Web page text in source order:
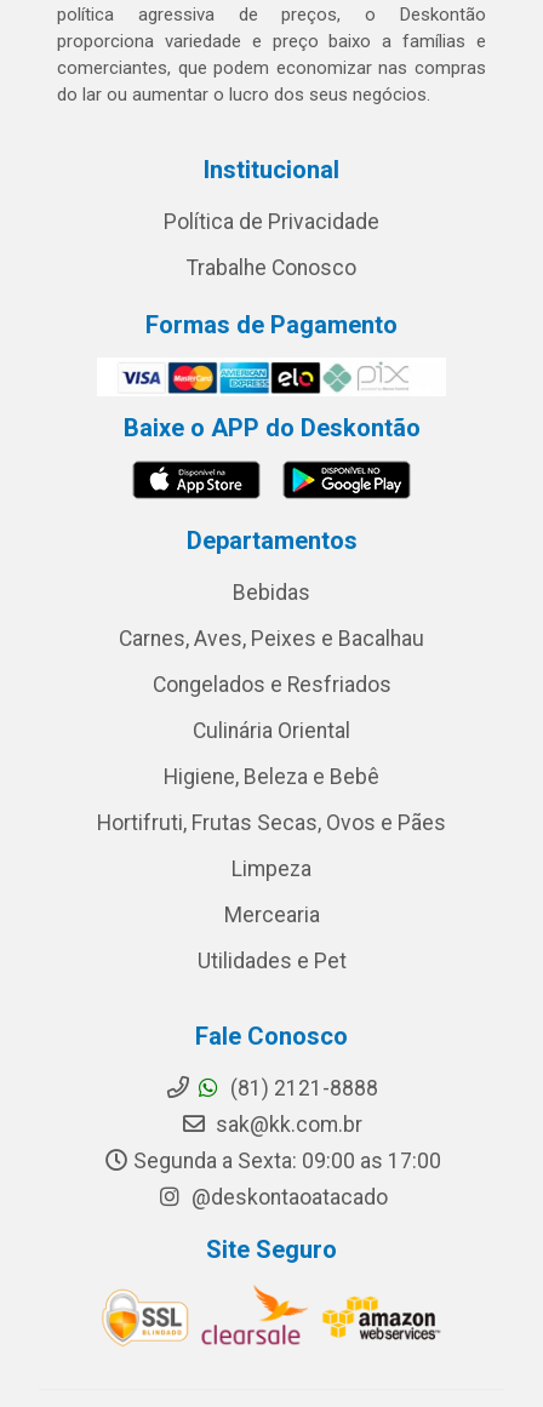
política agressiva de preços, o Deskontão
proporciona variedade e preço baixo a famílias e
comerciantes, que podem economizar nas compras
do lar ou aumentar o lucro dos seus negócios.
Institucional
Política de Privacidade
Trabalhe Conosco
Formas de Pagamento
Baixe o APP do Deskontão
Departamentos
Bebidas
Carnes, Aves, Peixes e Bacalhau
Congelados e Resfriados
Culinária Oriental
Higiene, Beleza e Bebê
Hortifruti, Frutas Secas, Ovos e Pães
Limpeza
Mercearia
Utilidades e Pet
Fale Conosco
(81) 2121-8888
sak@kk.com.br
Segunda a Sexta: 09:00 as 17:00
@deskontaoatacado
Site Seguro